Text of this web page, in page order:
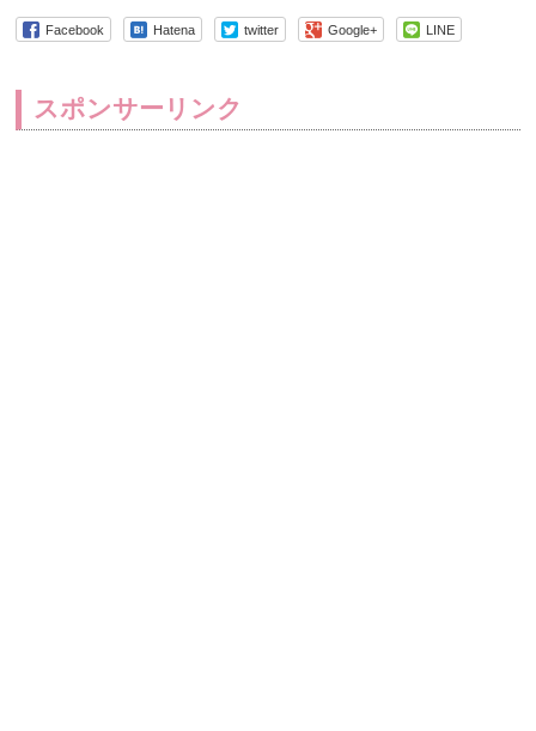
Facebook Hatena twitter Google+ LINE
スポンサーリンク